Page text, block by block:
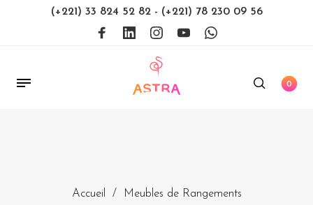
(+221) 33 824 52 82 - (+221) 78 230 09 56
0
Accueil / Meubles de Rangements